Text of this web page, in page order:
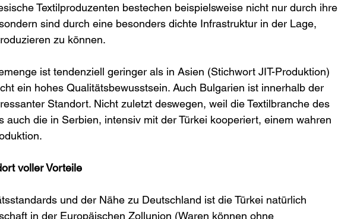
Textilproduzenten bestechen beispielsweise nicht nur durch ihre
sind durch eine besonders dichte Infrastruktur in der Lage,
zu können.
ist tendenziell geringer als in Asien (Stichwort JIT-Produktion)
ein hohes Qualitätsbewusstsein. Auch Bulgarien ist innerhalb der
Standort. Nicht zuletzt deswegen, weil die Textilbranche des
auch die in Serbien, intensiv mit der Türkei kooperiert, einem wahren
voller Vorteile
und der Nähe zu Deutschland ist die Türkei natürlich
in der Europäischen Zollunion (Waren können ohne